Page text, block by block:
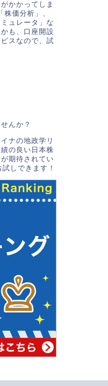
かかってしま
価分析」、
ュレータ」な
も、口座開設
スなので、試
んか？
ナの地政学リ
の良い日本株
期待されてい
しできます！